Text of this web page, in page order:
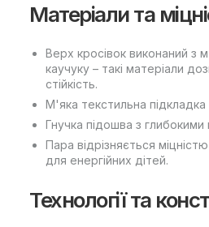
Матеріали та
Верх кросівок виконаний з
каучуку – такі матеріали
стійкість.
М'яка текстильна
Гнучка підошва з глибокими
Пара відрізняється
для енергійних дітей.
Технології та